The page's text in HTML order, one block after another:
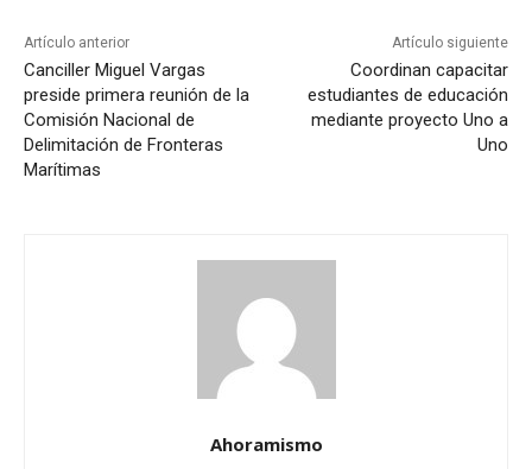
Artículo anterior
Canciller Miguel Vargas
preside primera reunión de la
Comisión Nacional de
Delimitación de Fronteras
Marítimas
Artículo siguiente
Coordinan capacitar
estudiantes de educación
mediante proyecto Uno a
Uno
Ahoramismo